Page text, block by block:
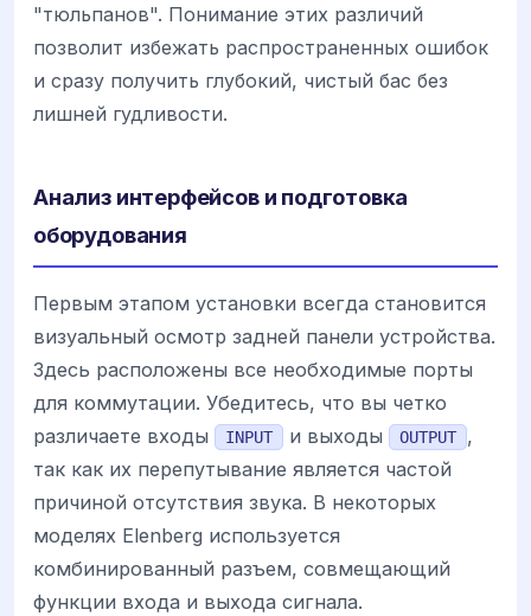
"тюльпанов". Понимание этих различий
позволит избежать распространенных ошибок
и сразу получить глубокий, чистый бас без
лишней гудливости.
Анализ интерфейсов и подготовка
оборудования
Первым этапом установки всегда становится
визуальный осмотр задней панели устройства.
Здесь расположены все необходимые порты
для коммутации. Убедитесь, что вы четко
различаете входы
INPUT и выходы OUTPUT
,
так как их перепутывание является частой
причиной отсутствия звука. В некоторых
моделях Elenberg используется
комбинированный разъем, совмещающий
функции входа и выхода сигнала.